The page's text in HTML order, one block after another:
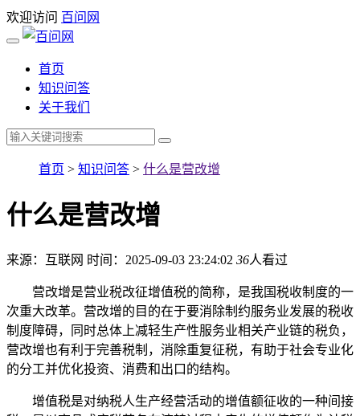
欢迎访问 百问网
首页
知识问答
关于我们
首页 > 知识问答 > 什么是营改增
什么是营改增
来源：互联网 时间：2025-09-03 23:24:02 36人看过
营改增是营业税改征增值税的简称，是我国税收制度的一
次重大改革。营改增的目的在于要消除制约服务业发展的税收
制度障碍，同时总体上减轻生产性服务业相关产业链的税负，
营改增也有利于完善税制，消除重复征税，有助于社会专业化
的分工并优化投资、消费和出口的结构。
增值税是对纳税人生产经营活动的增值额征收的一种间接